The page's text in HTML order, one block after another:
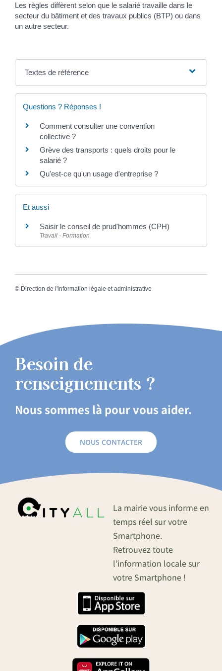
Les règles diffèrent selon que le salarié travaille dans le
secteur du bâtiment et des travaux publics (BTP) ou dans
un autre secteur.
Textes de référence
Questions ? Réponses !
Comment consulter une convention
collective ?
Grève des transports : quels droits pour le
salarié ?
Qu'est-ce qu'un usage d'entreprise ?
Et aussi
Saisir le conseil de prud'hommes (CPH)
Travail - Formation
© Direction de l'information légale et administrative
Besoin de
renseignements ?
Nous sommes là pour vous aider.
NOUS CONTACTER
La mairie vous informe en
temps réel sur votre
Smartphone.
Retrouvez toute
l’information locale sur
votre Smartphone !